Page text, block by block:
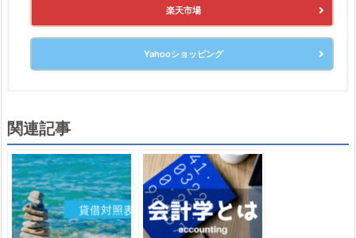
楽天市場
Yahooショッピング
関連記事